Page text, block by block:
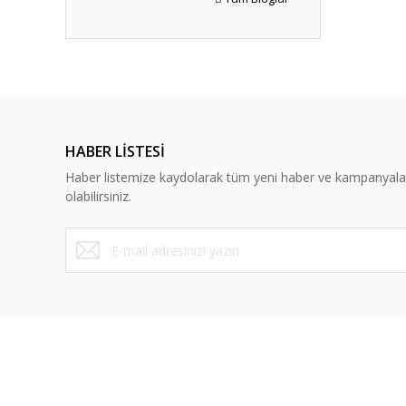
HABER LİSTESİ
Haber listemize kaydolarak tüm yeni haber ve
olabilirsiniz.